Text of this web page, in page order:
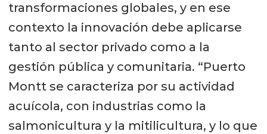
transformaciones globales, y en ese
contexto la innovación debe aplicarse
tanto al sector privado como a la
gestión pública y comunitaria. “Puerto
Montt se caracteriza por su actividad
acuícola, con industrias como la
salmonicultura y la mitilicultura, y lo que